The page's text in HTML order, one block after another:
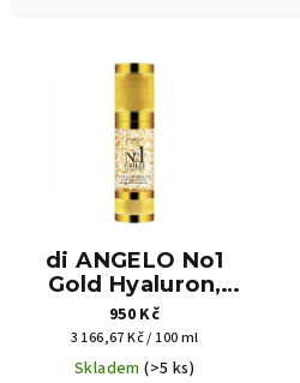
di ANGELO No1
Gold Hyaluron,
Pleťové sérum se
zlatem, 30ml
950 Kč
Měrná
cena:
3 166,67 Kč / 100 ml
Skladem(>5 ks)